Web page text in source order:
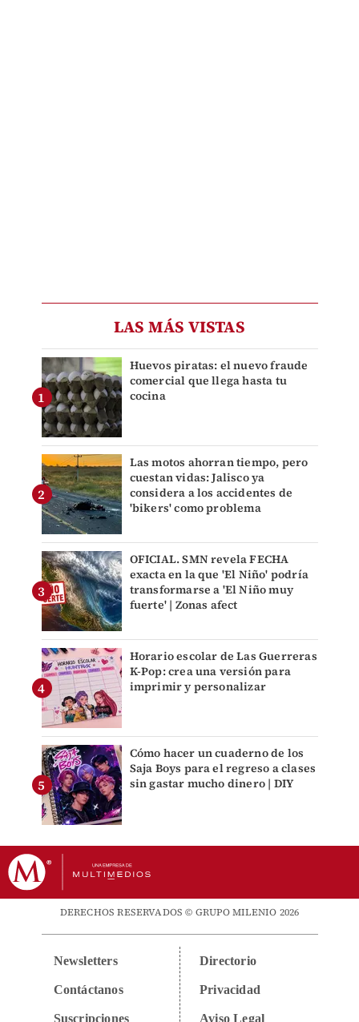
LAS MÁS VISTAS
Huevos piratas: el nuevo fraude
comercial que llega hasta tu
cocina
Las motos ahorran tiempo, pero
cuestan vidas: Jalisco ya
considera a los accidentes de
'bikers' como problema
OFICIAL. SMN revela FECHA
exacta en la que 'El Niño' podría
transformarse a 'El Niño muy
fuerte' | Zonas afect
Horario escolar de Las Guerreras
K-Pop: crea una versión para
imprimir y personalizar
Cómo hacer un cuaderno de los
Saja Boys para el regreso a clases
sin gastar mucho dinero | DIY
DERECHOS RESERVADOS © GRUPO MILENIO 2026
Newsletters
Contáctanos
Suscripciones
Directorio
Privacidad
Aviso Legal